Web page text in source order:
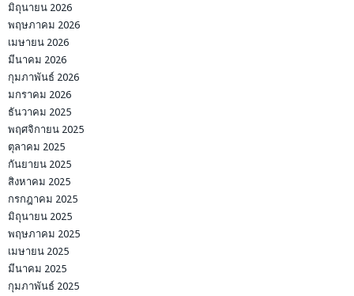
มิถุนายน 2026
พฤษภาคม 2026
เมษายน 2026
มีนาคม 2026
กุมภาพันธ์ 2026
มกราคม 2026
ธันวาคม 2025
พฤศจิกายน 2025
ตุลาคม 2025
กันยายน 2025
สิงหาคม 2025
กรกฎาคม 2025
มิถุนายน 2025
พฤษภาคม 2025
เมษายน 2025
มีนาคม 2025
กุมภาพันธ์ 2025